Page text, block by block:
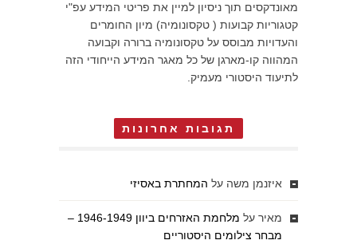
מאונדקסים תוך ניסיון למיין את פריטי המידע עפ"י
קטגוריות קבועות ( טקסונומיה) מיון החומרים
והעדויות מבוסס על טקסונומיה ברורה וקבועה
המהווה קו-מארגן של כל מאגר המידע הייחודי הזה
לתיעוד היסטורי מעמיק.
תגובות אחרונות
איזנמן משה על המחתרת באסיזי
מאיר על
מלחמת האזרחים ביוון 1946-1949 –
מבחר צילומים היסטוריים